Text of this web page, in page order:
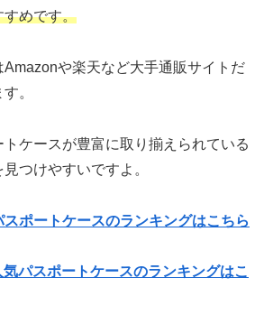
すめです。
や楽天など大手通販サイトだ
。
ケースが豊富に取り揃えられている
つけやすいですよ。
スポートケースのランキングはこちら
パスポートケースのランキングはこ